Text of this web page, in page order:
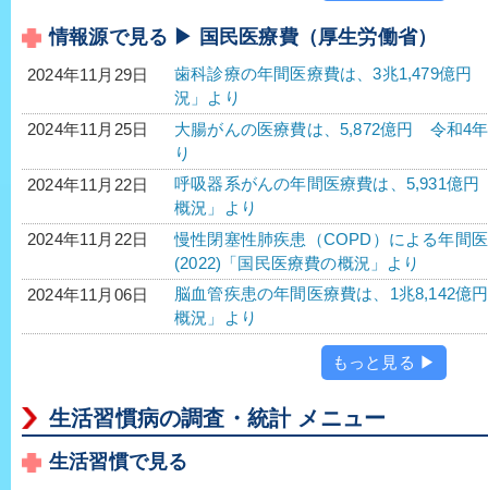
情報源で見る ▶ 国民医療費（厚生労働省）
2024年11月29日
歯科診療の年間医療費は、3兆1,479億円
況」より
2024年11月25日
大腸がんの医療費は、5,872億円 令和4
り
2024年11月22日
呼吸器系がんの年間医療費は、5,931億
概況」より
2024年11月22日
慢性閉塞性肺疾患（COPD）による年間
(2022)「国民医療費の概況」より
2024年11月06日
脳血管疾患の年間医療費は、1兆8,142
概況」より
もっと見る ▶
生活習慣病の調査・統計 メニュー
生活習慣で見る